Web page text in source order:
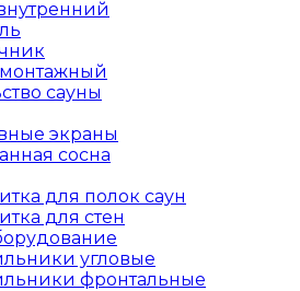
сауны
экраны
сосна
для полок саун
для стен
угловые
фронтальные